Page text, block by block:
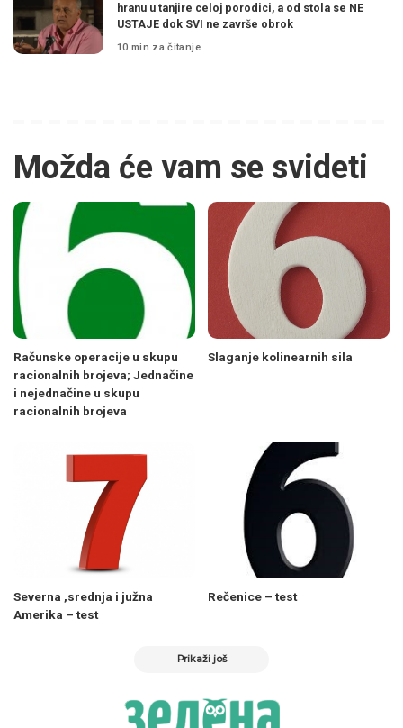
hranu u tanjire celoj porodici, a od stola se NE
USTAJE dok SVI ne završe obrok
10 min za čitanje
Možda će vam se svideti
Računske operacije u skupu
racionalnih brojeva; Jednačine
i nejednačine u skupu
racionalnih brojeva
Slaganje kolinearnih sila
Severna ,srednja i južna
Amerika – test
Rečenice – test
Prikaži još